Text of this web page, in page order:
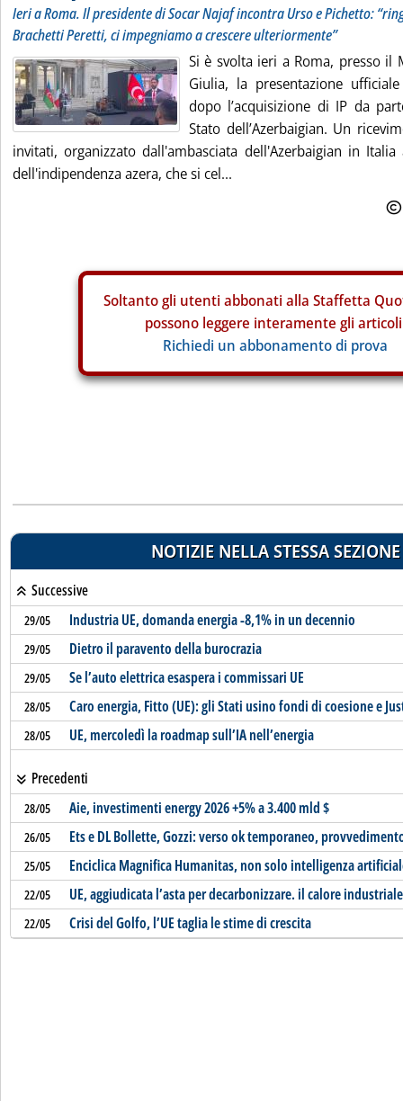
Ieri a Roma. Il presidente di Socar Najaf incontra Urso e Pichetto:
Brachetti Peretti, ci impegniamo a crescere ulteriormente”
Si è svolta ieri a Roma, presso il
Giulia, la presentazione
dopo l’acquisizione di IP da
Stato dell’Azerbaigian. Un
invitati, organizzato dall'ambasciata dell'Azerbaigian in
dell'indipendenza azera, che si cel...
Soltanto gli utenti abbonati alla Staffetta
possono leggere interamente gli
Richiedi un abbonamento di prova
NOTIZIE NELLA STESSA SEZIONE
Successive
29/05 Industria UE, domanda energia -8,1% in un decennio
29/05 Dietro il paravento della burocrazia
29/05 Se l’auto elettrica esaspera i commissari UE
28/05 Caro energia, Fitto (UE): gli Stati usino fondi di coesione e
28/05 UE, mercoledì la roadmap sull’IA nell’energia
Precedenti
28/05 Aie, investimenti energy 2026 +5% a 3.400 mld $
26/05 Ets e DL Bollette, Gozzi: verso ok temporaneo,
25/05 Enciclica Magnifica Humanitas, non solo intelligenza
22/05 UE, aggiudicata l’asta per decarbonizzare. il calore industriale
22/05 Crisi del Golfo, l’UE taglia le stime di crescita